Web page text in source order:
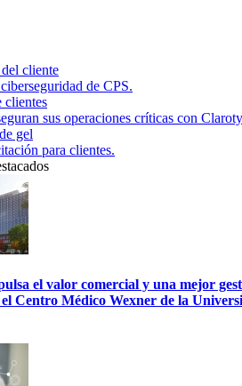
cliente
de CPS.
clientes
sus operaciones críticas con
gel
para clientes.
el valor comercial y una mejor
el Centro Médico Wexner de la